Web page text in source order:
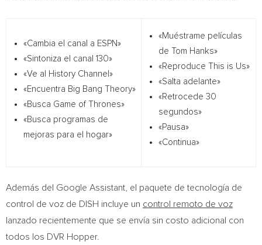
«Cambia el canal a ESPN»
«Sintoniza el canal 130»
«Ve al History Channel»
«Encuentra Big Bang Theory»
«Busca Game of Thrones»
«Busca programas de
mejoras para el hogar»
«Muéstrame películas
de Tom Hanks»
«Reproduce This is Us»
«Salta adelante»
«Retrocede 30
segundos»
«Pausa»
«Continua»
Además del Google Assistant, el paquete de tecnología de
control de voz de DISH incluye un control remoto de voz
lanzado recientemente que se envía sin costo adicional con
todos los DVR Hopper.